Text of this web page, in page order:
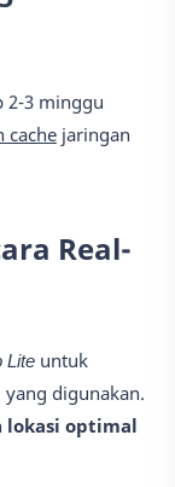
2-3 minggu
cache jaringan
Real-
Lite untuk
digunakan.
lokasi optimal